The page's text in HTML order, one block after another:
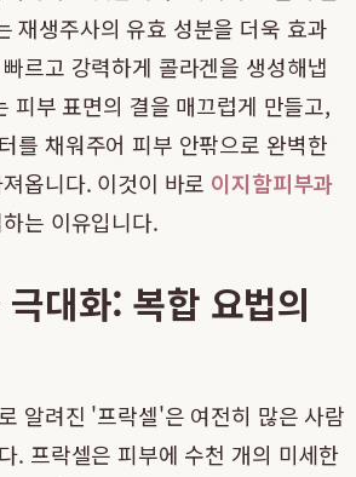
재생주사의 유효 성분을 더욱 효과
르고 강력하게 콜라겐을 생성해냅
피부 표면의 결을 매끄럽게 만들고,
를 채워주어 피부 안팎으로 완벽한
옵니다. 이것이 바로 이지함피부과
는 이유입니다.
대화: 복합 요법의
알려진 '프락셀'은 여전히 많은 사람
. 프락셀은 피부에 수천 개의 미세한